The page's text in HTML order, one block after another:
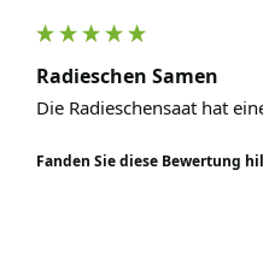
Radieschen Samen
Die Radieschensaat hat
Fanden Sie diese Bewertung